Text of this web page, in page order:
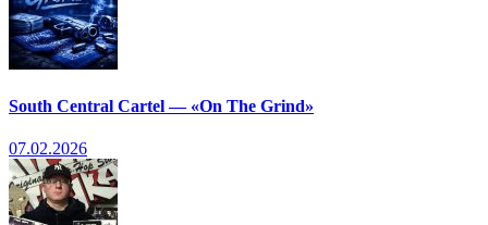
South Central Cartel — «On The Grind»
07.02.2026